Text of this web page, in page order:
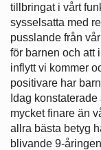
tillbringat i vårt
sysselsatta med
pusslande från
för barnen och att
inflytt vi kommer
positivare har
Idag
mycket finare än
allra bästa betyg
blivande 9-